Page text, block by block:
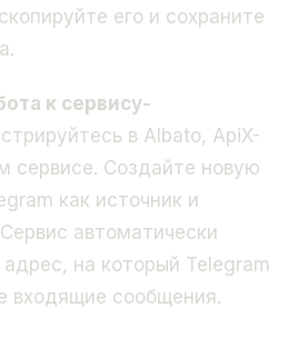
его и сохраните
к сервису-
в Albato, ApiX-
сервисе. Создайте новую
как источник и
автоматически
на который Telegram
входящие сообщения.